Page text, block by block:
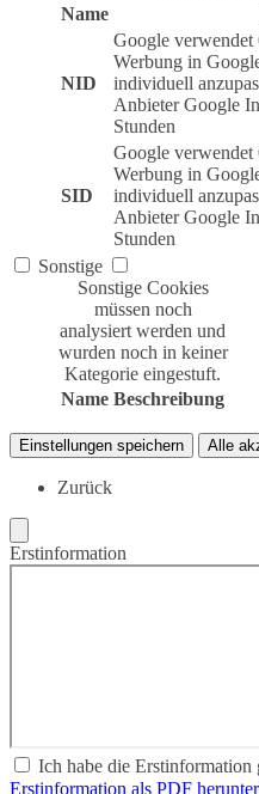
Name
NID
Google
Werbung in
individuell
Anbieter Google
Stunden
SID
Google
Werbung in
individuell
Anbieter Google
Stunden
Sonstige
Sonstige Cookies
müssen noch
analysiert werden und
wurden noch in keiner
Kategorie eingestuft.
Name Beschreibung
Einstellungen speichern Alle
Zurück
Erstinformation
Ich habe die Erstinformation
Erstinformation als PDF